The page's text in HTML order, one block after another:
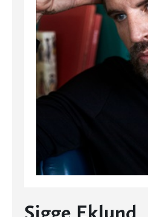
Sigge Eklund